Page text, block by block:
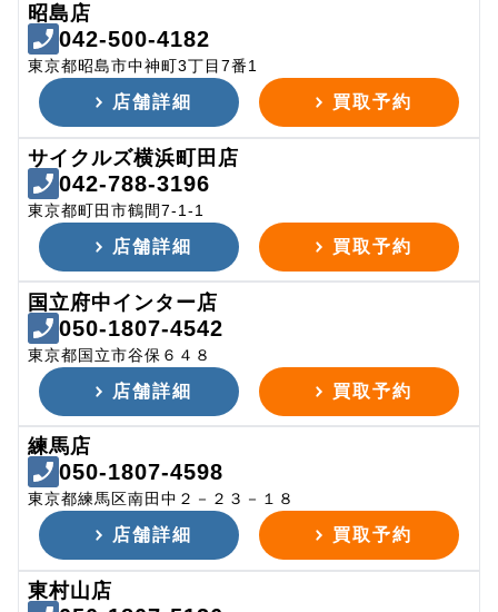
昭島店
042-500-4182
東京都昭島市中神町3丁目7番1
店舗詳細 買取予約
サイクルズ横浜町田店
042-788-3196
東京都町田市鶴間7-1-1
店舗詳細 買取予約
国立府中インター店
050-1807-4542
東京都国立市谷保６４８
店舗詳細 買取予約
練馬店
050-1807-4598
東京都練馬区南田中２－２３－１８
店舗詳細 買取予約
東村山店